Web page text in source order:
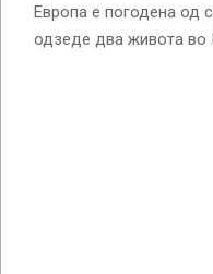
Европа е погодена од
одзеде два живота во